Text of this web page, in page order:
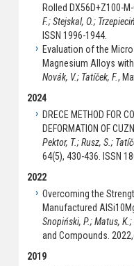
Rolled DX56D+Z100-
F.; Stejskal, O.;
ISSN 1996-1944.
Evaluation of the
Magnesium Alloys
Novák, V.; Tatíček, F.,
2024
DRECE METHOD FOR
DEFORMATION OF
Pektor, T.; Rusz, S.;
64(5), 430-436. ISSN
2022
Overcoming the
Manufactured
Snopiński, P.; Matus, K.;
and Compounds.
2019